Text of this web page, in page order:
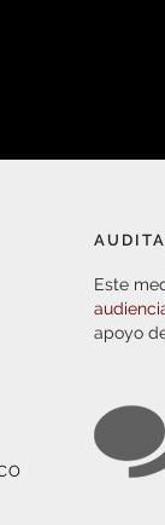
Este
apoyo